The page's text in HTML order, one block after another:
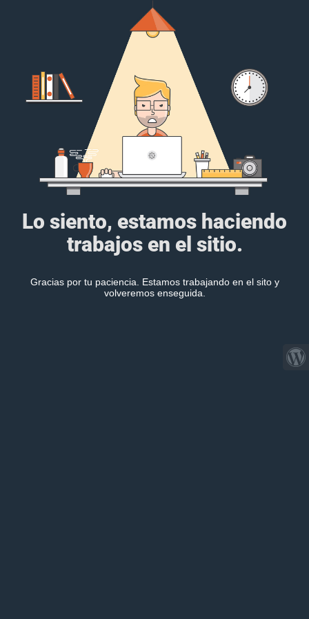
Lo siento, estamos haciendo
trabajos en el sitio.
Gracias por tu paciencia. Estamos trabajando en el sito y
volveremos enseguida.